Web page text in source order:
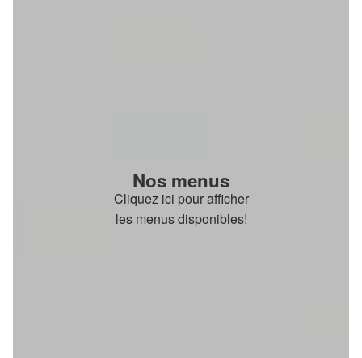
Nos menus
Cliquez ici pour afficher
les menus disponibles!